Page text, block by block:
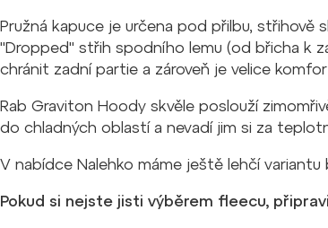
Pružná kapuce je určena pod přilbu,
"Dropped" střih spodního lemu (od břicha k
chránit zadní partie a zároveň je velice
Rab Graviton Hoody skvěle poslouží
do chladných oblastí a nevadí jim si za
V nabídce Nalehko máme ještě lehčí variantu
Pokud si nejste jisti výběrem fleecu,